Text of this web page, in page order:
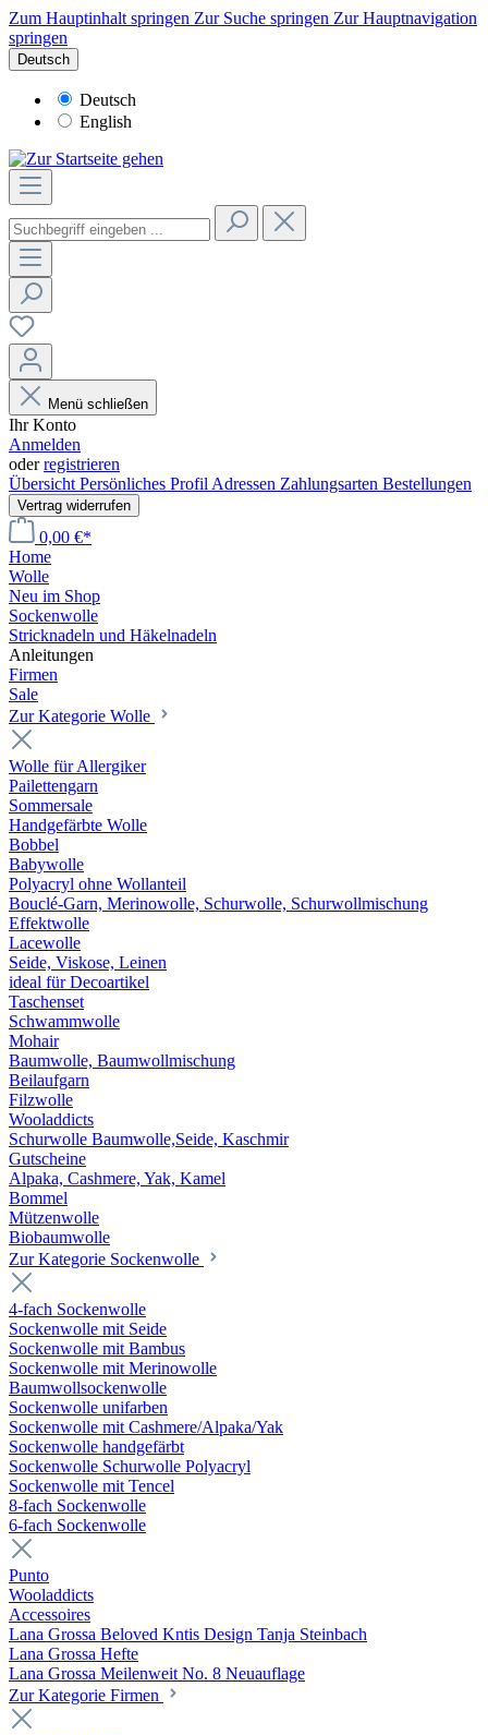
Zum Hauptinhalt springen Zur Suche springen Zur Hauptnavigation
springen
Deutsch
Deutsch
English
Menü schließen
Ihr Konto
Anmelden
oderregistrieren
Übersicht Persönliches Profil Adressen Zahlungsarten Bestellungen
Vertrag widerrufen
0,00 €*
Home
Wolle
Neu im Shop
Sockenwolle
Stricknadeln und Häkelnadeln
Anleitungen
Firmen
Sale
Zur Kategorie Wolle
Wolle für Allergiker
Pailettengarn
Sommersale
Handgefärbte Wolle
Bobbel
Babywolle
Polyacryl ohne Wollanteil
Bouclé-Garn, Merinowolle, Schurwolle, Schurwollmischung
Effektwolle
Lacewolle
Seide, Viskose, Leinen
ideal für Decoartikel
Taschenset
Schwammwolle
Mohair
Baumwolle, Baumwollmischung
Beilaufgarn
Filzwolle
Wooladdicts
Schurwolle Baumwolle,Seide, Kaschmir
Gutscheine
Alpaka, Cashmere, Yak, Kamel
Bommel
Mützenwolle
Biobaumwolle
Zur Kategorie Sockenwolle
4-fach Sockenwolle
Sockenwolle mit Seide
Sockenwolle mit Bambus
Sockenwolle mit Merinowolle
Baumwollsockenwolle
Sockenwolle unifarben
Sockenwolle mit Cashmere/Alpaka/Yak
Sockenwolle handgefärbt
Sockenwolle Schurwolle Polyacryl
Sockenwolle mit Tencel
8-fach Sockenwolle
6-fach Sockenwolle
Punto
Wooladdicts
Accessoires
Lana Grossa Beloved Kntis Design Tanja Steinbach
Lana Grossa Hefte
Lana Grossa Meilenweit No. 8 Neuauflage
Zur Kategorie Firmen